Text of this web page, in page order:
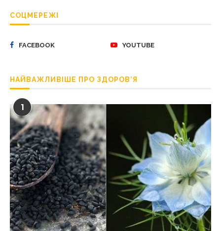
СОЦМЕРЕЖІ
FACEBOOK YOUTUBE
НАЙВАЖЛИВІШЕ ПРО ЗДОРОВ’Я
1